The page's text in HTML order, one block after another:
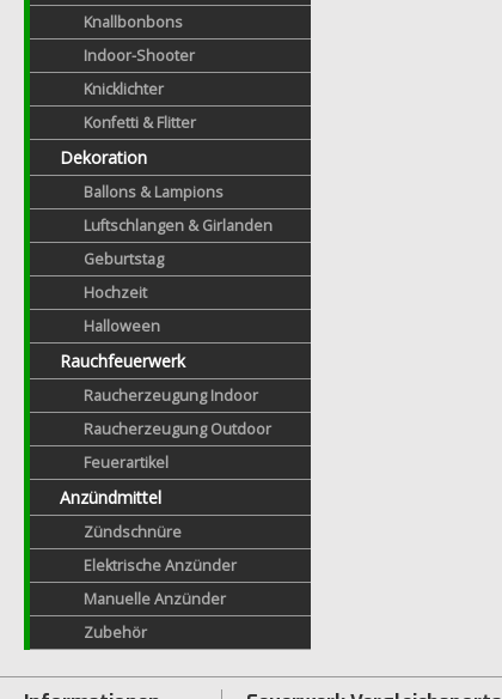
Knallbonbons
Indoor-Shooter
Knicklichter
Konfetti & Flitter
Dekoration
Ballons & Lampions
Luftschlangen & Girlanden
Geburtstag
Hochzeit
Halloween
Rauchfeuerwerk
Raucherzeugung Indoor
Raucherzeugung Outdoor
Feuerartikel
Anzündmittel
Zündschnüre
Elektrische Anzünder
Manuelle Anzünder
Zubehör